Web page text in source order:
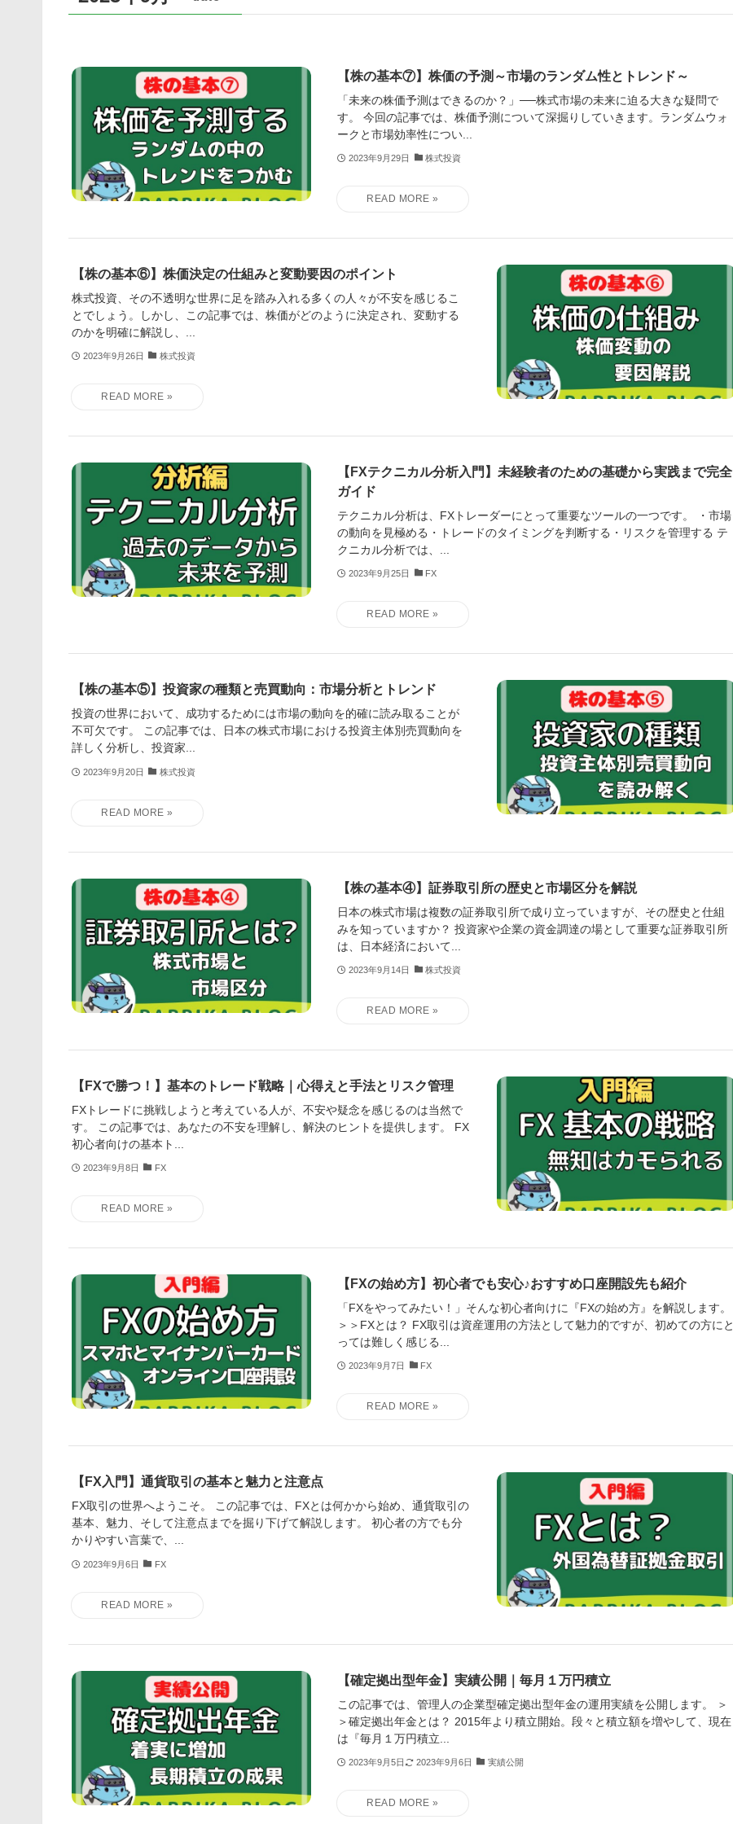
【株の基本⑦】株価の予測～市場のランダム性とトレンド～
「未来の株価予測はできるのか？」──株式市場の未来に迫る大きな疑問で
す。 今回の記事では、株価予測について深掘りしていきます。ランダムウォ
ークと市場効率性につい...
2023年9月29日 株式投資
【株の基本⑥】株価決定の仕組みと変動要因のポイント
株式投資、その不透明な世界に足を踏み入れる多くの人々が不安を感じるこ
とでしょう。しかし、この記事では、株価がどのように決定され、変動する
のかを明確に解説し、...
2023年9月26日 株式投資
【FXテクニカル分析入門】未経験者のための基礎から実践まで完全
ガイド
テクニカル分析は、FXトレーダーにとって重要なツールの一つです。 ・市場
の動向を見極める・トレードのタイミングを判断する・リスクを管理する テ
クニカル分析では、...
2023年9月25日 FX
【株の基本⑤】投資家の種類と売買動向：市場分析とトレンド
投資の世界において、成功するためには市場の動向を的確に読み取ることが
不可欠です。 この記事では、日本の株式市場における投資主体別売買動向を
詳しく分析し、投資家...
2023年9月20日 株式投資
【株の基本④】証券取引所の歴史と市場区分を解説
日本の株式市場は複数の証券取引所で成り立っていますが、その歴史と仕組
みを知っていますか？ 投資家や企業の資金調達の場として重要な証券取引所
は、日本経済において...
2023年9月14日 株式投資
【FXで勝つ！】基本のトレード戦略｜心得えと手法とリスク管理
FXトレードに挑戦しようと考えている人が、不安や疑念を感じるのは当然で
す。 この記事では、あなたの不安を理解し、解決のヒントを提供します。 FX
初心者向けの基本ト...
2023年9月8日 FX
【FXの始め方】初心者でも安心♪おすすめ口座開設先も紹介
「FXをやってみたい！」そんな初心者向けに『FXの始め方』を解説します。
＞＞FXとは？ FX取引は資産運用の方法として魅力的ですが、初めての方にと
っては難しく感じる...
2023年9月7日 FX
【FX入門】通貨取引の基本と魅力と注意点
FX取引の世界へようこそ。 この記事では、FXとは何かから始め、通貨取引の
基本、魅力、そして注意点までを掘り下げて解説します。 初心者の方でも分
かりやすい言葉で、...
2023年9月6日 FX
【確定拠出型年金】実績公開｜毎月１万円積立
この記事では、管理人の企業型確定拠出型年金の運用実績を公開します。 ＞
＞確定拠出年金とは？ 2015年より積立開始。段々と積立額を増やして、現在
は『毎月１万円積立...
2023年9月5日 2023年9月6日 実績公開